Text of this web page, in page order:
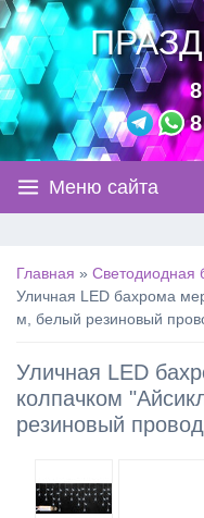
Меню сайта
Главная » Светодиодная
Уличная LED бахрома
м, белый резиновый
Уличная LED
колпачком
резиновый провод